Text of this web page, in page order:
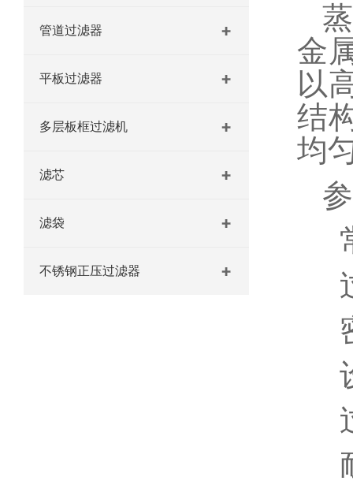
管道过滤器
平板过滤器
多层板框过滤机
滤芯
滤袋
不锈钢正压过滤器
金
以
结
均